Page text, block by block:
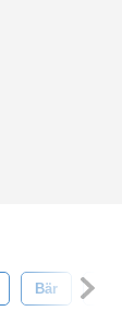
Bär